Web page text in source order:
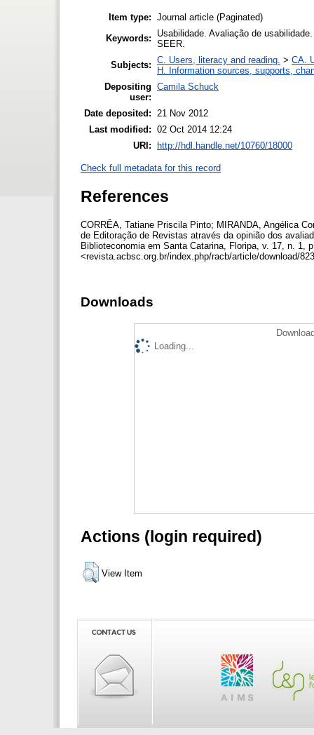
Item type: Journal article (Paginated)
Keywords:
Usabilidade. Avaliação de
SEER.
Subjects: C. Users, literacy and reading. > CA.
H. Information sources, supports,
Depositing
user:
Camila Schuck
Date deposited:
21 Nov 2012
Last modified: 02 Oct 2014 12:24
URI: http://hdl.handle.net/10760/18000
Check full metadata for this record
References
CORRÊA, Tatiane Priscila Pinto; MIRANDA, Angélica
de Editoração de Revistas através da opinião dos
Biblioteconomia em Santa Catarina, Floripa, v. 17, n. 1,
<revista.acbsc.org.br/index.php/racb/article/download/
Downloads
Loading...
Actions (login required)
View Item